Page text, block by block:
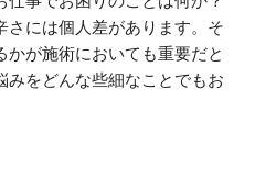
さには個人差があります。そ
が施術においても重要だと
みをどんな些細なことでもお